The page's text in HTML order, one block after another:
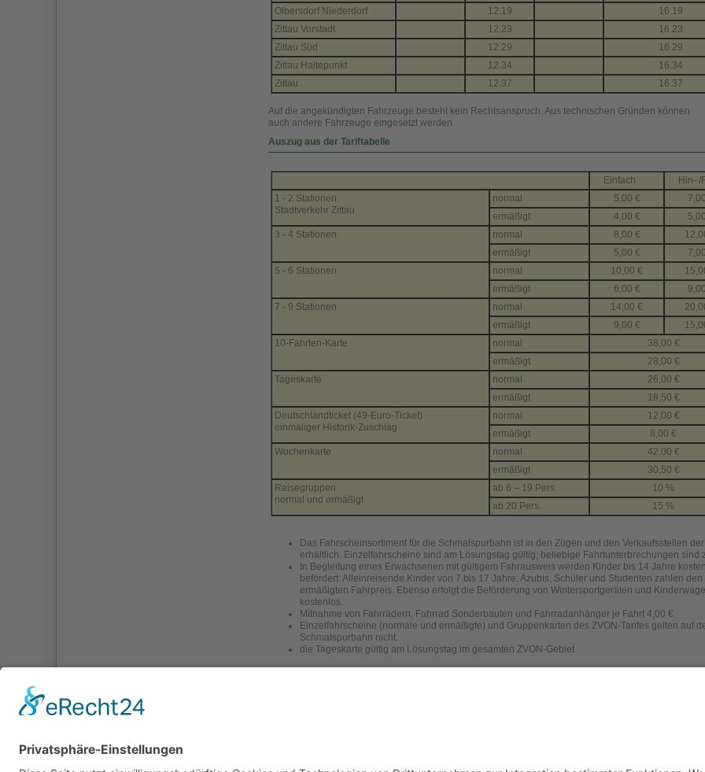
Olbersdorf Niederdorf
12.19
16.19
Zittau Vorstadt
12.23
16.23
Zittau Süd
12.29
16.29
Zittau Haltepunkt
12.34
16.34
Zittau
12.37 16.37
Auf die angekündigten Fahrzeuge besteht kein Rechtsanspruch. Aus technischen Gründen können
auch andere Fahrzeuge eingesetzt werden.
Auszug aus der Tariftabelle
Einfach
Hin- /
1 - 2 Stationen
Stadtverkehr Zittau
normal 5,00 €
ermäßigt
4,00 €
3 - 4 Stationen
normal 8,00 €
ermäßigt
5,00 €
5 - 6 Stationen
normal 10,00 €
ermäßigt
6,00 €
7 - 9 Stationen
normal 14,00 €
ermäßigt
9,00 €
10-Fahrten-Karte
normal
38,00 €
ermäßigt
28,00 €
Tageskarte
normal
26,00 €
ermäßigt
18,50 €
Deutschlandticket (49-Euro-Ticket)
einmaliger Historik-Zuschlag
normal
12,00 €
ermäßigt
8,00 €
Wochenkarte
normal
42,00 €
ermäßigt
30,50 €
Reisegruppen
normal und ermäßigt
ab 6 – 19 Pers.
10 %
ab 20 Pers.
15 %
Das Fahrscheinsortiment für die Schmalspurbahn ist in den Zügen und den Verkaufsstellen der
erhältlich. Einzelfahrscheine sind am Lösungstag gültig; beliebige Fahrtunterbrechungen sind
In Begleitung eines Erwachsenen mit gültigem Fahrausweis werden Kinder bis 14 Jahre
befördert. Alleinreisende Kinder von 7 bis 17 Jahre, Azubis, Schüler und Studenten zahlen den
ermäßigten Fahrpreis. Ebenso erfolgt die Beförderung von Wintersportgeräten und
kostenlos.
Mitnahme von Fahrrädern, Fahrrad Sonderbauten und Fahrradanhänger je Fahrt 4,00 €.
Einzelfahrscheine (normale und ermäßigte) und Gruppenkarten des ZVON-Tarifes gelten auf
Schmalspurbahn nicht.
die Tageskarte gültig am Lösungstag im gesamten ZVON-Gebiet